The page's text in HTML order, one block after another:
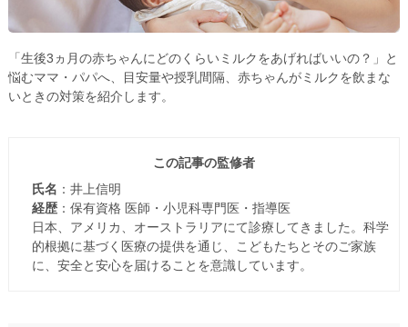
「生後3ヵ月の赤ちゃんにどのくらいミルクをあげればいいの？」と
悩むママ・パパへ、目安量や授乳間隔、赤ちゃんがミルクを飲まな
いときの対策を紹介します。
この記事の監修者
氏名 ：井上信明
経歴 ：保有資格 医師・小児科専門医・指導医
日本、アメリカ、オーストラリアにて診療してきました。科学
的根拠に基づく医療の提供を通じ、こどもたちとそのご家族
に、安全と安心を届けることを意識しています。